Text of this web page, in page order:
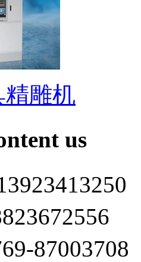
精雕机
us
87003708